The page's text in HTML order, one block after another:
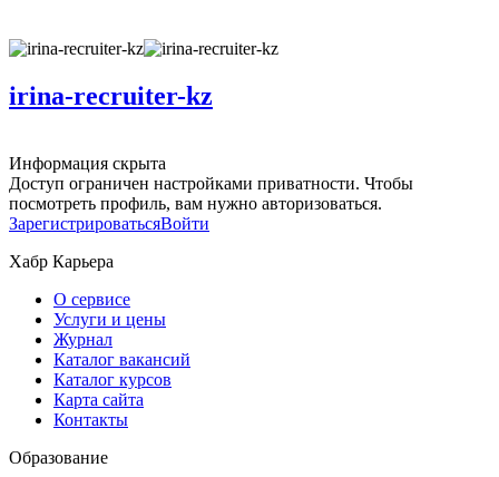
irina-recruiter-kz
Информация скрыта
Доступ ограничен настройками приватности. Чтобы
посмотреть профиль, вам нужно авторизоваться.
ЗарегистрироватьсяВойти
Хабр Карьера
О сервисе
Услуги и цены
Журнал
Каталог вакансий
Каталог курсов
Карта сайта
Контакты
Образование